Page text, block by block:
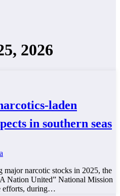
2026
laden
in southern seas
major narcotic stocks in 2025, the
Nation United” National Mission
efforts, during…